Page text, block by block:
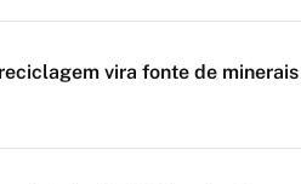
vira fonte de minerais